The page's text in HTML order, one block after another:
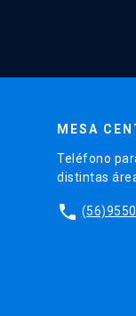
MESA
Teléfono
distintas
phone